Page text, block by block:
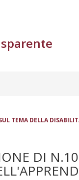
TEMA DELLA
DI